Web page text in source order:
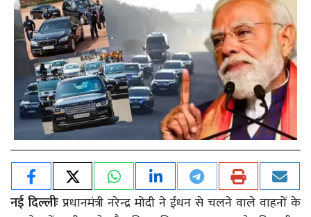
नई दिल्लीः प्रधानमंत्री नरेन्द्र मोदी ने ईंधन से चलने वाले वाहनों के